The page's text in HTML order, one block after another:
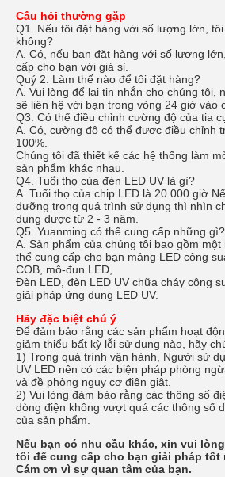
Câu hỏi thường gặp
Q1. Nếu tôi đặt hàng với số lượng lớn,
không?
A. Có, nếu bạn đặt hàng với số lượng
cấp cho bạn với giá sỉ.
Quý 2. Làm thế nào để tôi đặt hàng?
A. Vui lòng để lại tin nhắn cho chúng tôi,
sẽ liên hệ với bạn trong vòng 24 giờ vào
Q3. Có thể điều chỉnh cường độ của tia
A. Có, cường độ có thể được điều chỉnh
100%.
Chúng tôi đã thiết kế các hệ thống làm
sản phẩm khác nhau.
Q4. Tuổi thọ của đèn LED UV là gì?
A. Tuổi thọ của chip LED là 20.000
dưỡng trong quá trình sử dụng thì nhìn
dụng được từ 2 - 3 năm.
Q5. Yuanming có thể cung cấp những gì?
A. Sản phẩm của chúng tôi bao gồm
thể cung cấp cho bạn mảng LED công
COB, mô-đun LED,
Đèn LED, đèn LED UV chữa cháy công
giải pháp ứng dụng LED UV.
Hãy đặc biệt chú ý
Để đảm bảo rằng các sản phẩm hoạt
giảm thiểu bất kỳ lỗi sử dụng nào, hãy
1) Trong quá trình vận hành, Người sử
UV LED nên có các biện pháp phòng
và đề phòng nguy cơ điện giật.
2) Vui lòng đảm bảo rằng các thông số
dòng điện không vượt quá các thông số
của sản phẩm.
Nếu bạn có nhu cầu khác, xin vui
tôi để cung cấp cho bạn giải pháp tốt
Cám ơn vì sự quan tâm của bạn.